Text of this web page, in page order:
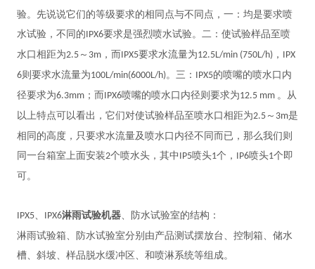
验。先说说它们的等级要求的相同点与不同点，一：均是要求喷
水试验，不同的IPX6要求是强烈喷水试验。二：使试验样品至喷
水口相距为2.5～ 3m，而 IPX5要求水流量为12.5L/min (750L/h)， IPX
6则要求水流量为100L/min(6000L/h)。三： IPX5的喷嘴的喷水口内
径要求为6.3mm；而 IPX6喷嘴的喷水口内径则要求为12.5 mm 。从
以上特点可以看出，它们对使试验样品至喷水口相距为2.5～ 3m是
相同的高度，只要求水流量及喷水口内径不同而已，那么我们则
同一台箱室上面安装2个喷水头，其中 IP5喷头1个， IP6喷头1个即
可。
IPX5、 IPX6淋雨试验机器、防水试验室的结构：
淋雨试验箱、防水试验室分别由产品测试摆放台、控制箱、储水
槽、斜坡、样品脱水缓冲区、和喷淋系统等组成。